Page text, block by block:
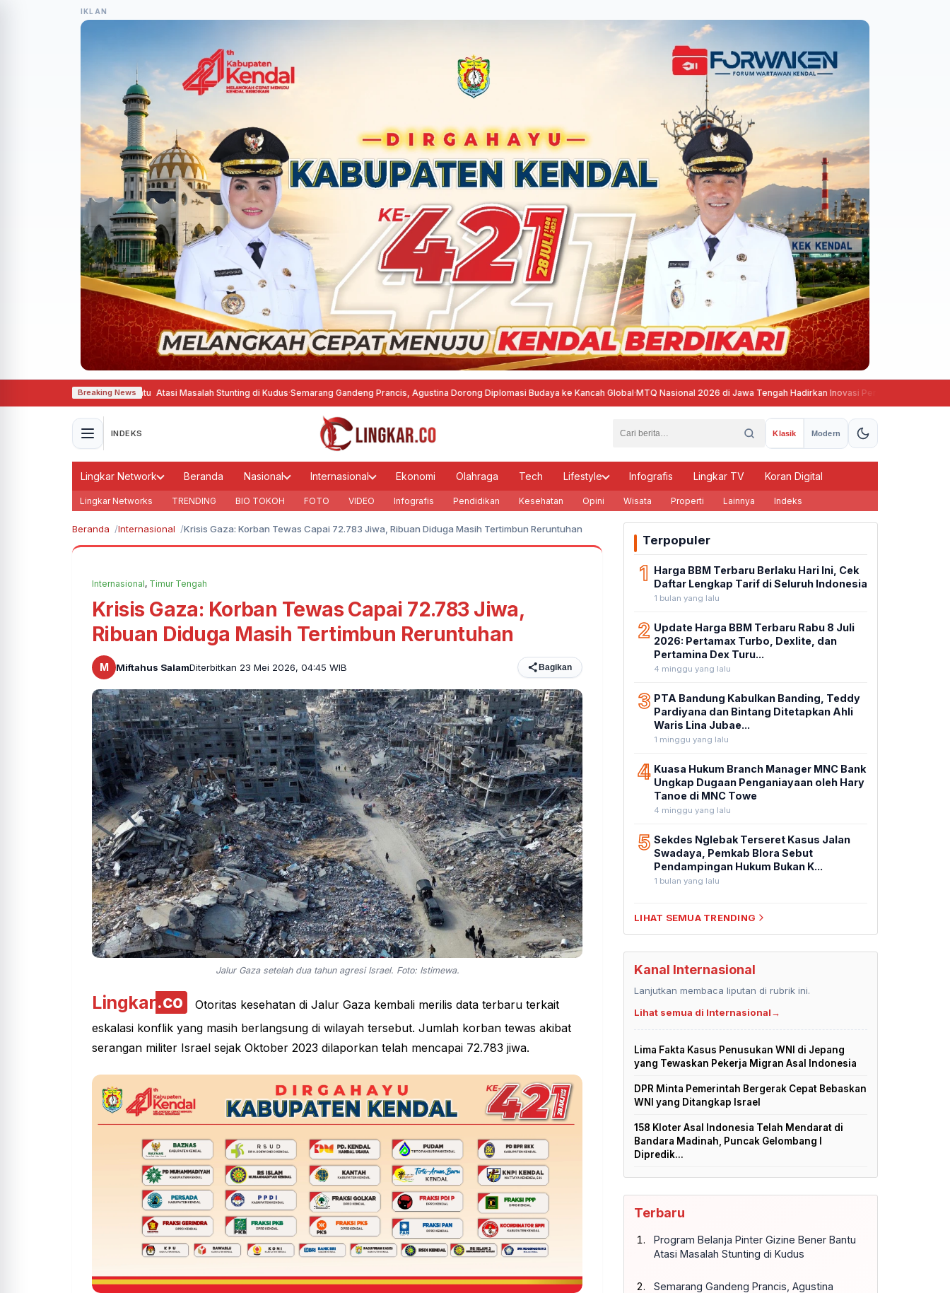
IKLAN
Breaking News
Gizine Bener Bantu Atasi Masalah Stunting di Kudus·Semarang Gandeng Prancis, Agustina Dorong Diplomasi Budaya ke Kancah Global·MTQ Nasional 2026 di Jawa Tengah Hadirkan Inovasi Perdana untuk Disabilitas dan
INDEKS Klasik Modern
Lingkar Network Beranda Nasional Internasional Ekonomi Olahraga Tech Lifestyle Infografis Lingkar TV Koran Digital
Lingkar Networks TRENDING BIO TOKOH FOTO VIDEO Infografis Pendidikan Kesehatan Opini Wisata Properti Lainnya Indeks
Beranda Internasional Krisis Gaza: Korban Tewas Capai 72.783 Jiwa, Ribuan Diduga Masih Tertimbun Reruntuhan
Internasional, Timur Tengah
Krisis Gaza: Korban Tewas Capai 72.783 Jiwa,
Ribuan Diduga Masih Tertimbun Reruntuhan
M Miftahus SalamDiterbitkan 23 Mei 2026, 04:45 WIB Bagikan
Jalur Gaza setelah dua tahun agresi Israel. Foto: Istimewa.
Lingkar.co
Otoritas kesehatan di Jalur Gaza kembali merilis data terbaru terkait
eskalasi konflik yang masih berlangsung di wilayah tersebut. Jumlah korban tewas akibat
serangan militer Israel sejak Oktober 2023 dilaporkan telah mencapai 72.783 jiwa.
Terpopuler
1 Harga BBM Terbaru Berlaku Hari Ini, Cek
Daftar Lengkap Tarif di Seluruh Indonesia
1 bulan yang lalu
2 Update Harga BBM Terbaru Rabu 8 Juli
2026: Pertamax Turbo, Dexlite, dan
Pertamina Dex Turu...
4 minggu yang lalu
3 PTA Bandung Kabulkan Banding, Teddy
Pardiyana dan Bintang Ditetapkan Ahli
Waris Lina Jubae...
1 minggu yang lalu
4 Kuasa Hukum Branch Manager MNC Bank
Ungkap Dugaan Penganiayaan oleh Hary
Tanoe di MNC Towe
4 minggu yang lalu
5 Sekdes Nglebak Terseret Kasus Jalan
Swadaya, Pemkab Blora Sebut
Pendampingan Hukum Bukan K...
1 bulan yang lalu
LIHAT SEMUA TRENDING
Kanal Internasional
Lanjutkan membaca liputan di rubrik ini.
Lihat semua di Internasional→
Lima Fakta Kasus Penusukan WNI di Jepang
yang Tewaskan Pekerja Migran Asal Indonesia
DPR Minta Pemerintah Bergerak Cepat Bebaskan
WNI yang Ditangkap Israel
158 Kloter Asal Indonesia Telah Mendarat di
Bandara Madinah, Puncak Gelombang I
Dipredik...
Terbaru
Program Belanja Pinter Gizine Bener Bantu
Atasi Masalah Stunting di Kudus
Semarang Gandeng Prancis, Agustina